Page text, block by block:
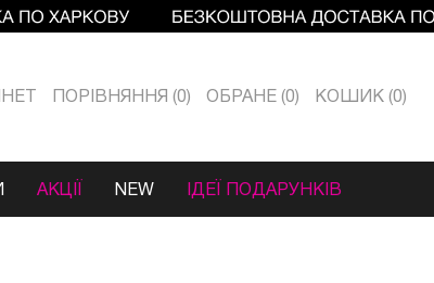
ПОРІВНЯННЯ 0 ОБРАНЕ 0 КОШИК 0
АКЦІЇ NEW ІДЕЇ ПОДАРУНКІВ